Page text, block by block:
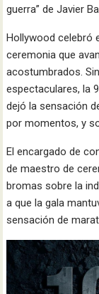
guerra” de Javier
Hollywood celebró
ceremonia que
acostumbrados.
espectaculares, la
dejó la sensación
por momentos, y
El encargado de
de maestro de
bromas sobre la
a que la gala
sensación de